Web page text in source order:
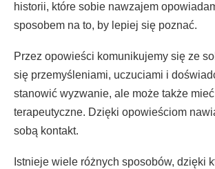
historii, które sobie nawzajem
sposobem na to, by lepiej się poznać.
Przez opowieści komunikujemy się ze
się przemyśleniami, uczuciami i
stanowić wyzwanie, ale może także
terapeutyczne. Dzięki opowieściom
sobą kontakt.
Istnieje wiele różnych sposobów, dzięki